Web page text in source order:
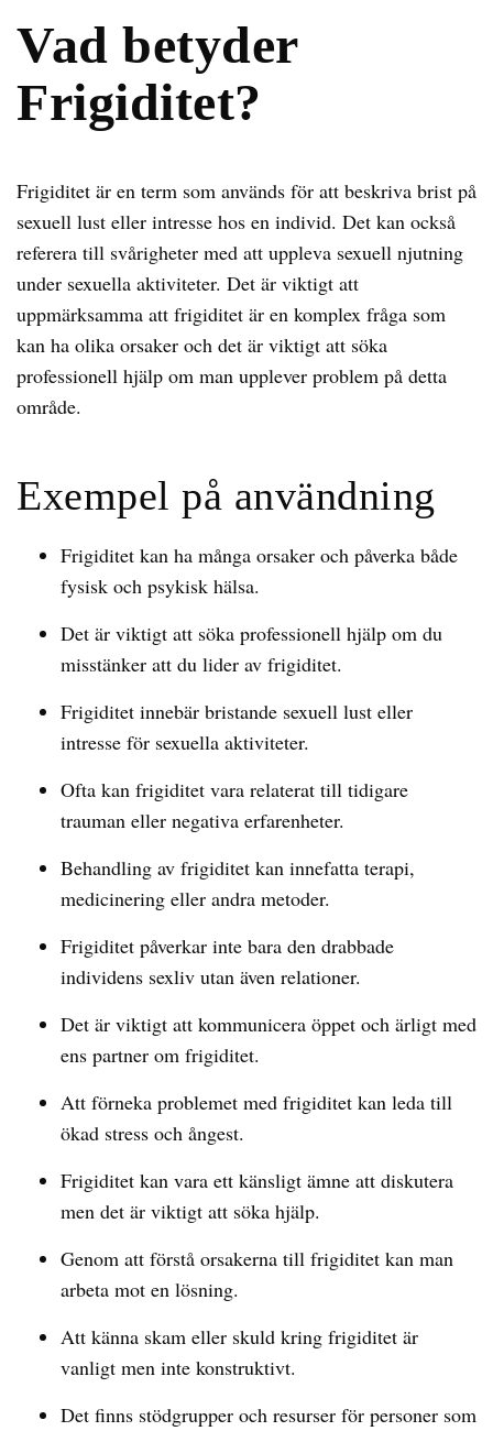
Vad betyder
Frigiditet?
Frigiditet är en term som används för att beskriva brist på
sexuell lust eller intresse hos en individ. Det kan också
referera till svårigheter med att uppleva sexuell njutning
under sexuella aktiviteter. Det är viktigt att
uppmärksamma att frigiditet är en komplex fråga som
kan ha olika orsaker och det är viktigt att söka
professionell hjälp om man upplever problem på detta
område.
Exempel på användning
Frigiditet kan ha många orsaker och påverka både
fysisk och psykisk hälsa.
Det är viktigt att söka professionell hjälp om du
misstänker att du lider av frigiditet.
Frigiditet innebär bristande sexuell lust eller
intresse för sexuella aktiviteter.
Ofta kan frigiditet vara relaterat till tidigare
trauman eller negativa erfarenheter.
Behandling av frigiditet kan innefatta terapi,
medicinering eller andra metoder.
Frigiditet påverkar inte bara den drabbade
individens sexliv utan även relationer.
Det är viktigt att kommunicera öppet och ärligt med
ens partner om frigiditet.
Att förneka problemet med frigiditet kan leda till
ökad stress och ångest.
Frigiditet kan vara ett känsligt ämne att diskutera
men det är viktigt att söka hjälp.
Genom att förstå orsakerna till frigiditet kan man
arbeta mot en lösning.
Att känna skam eller skuld kring frigiditet är
vanligt men inte konstruktivt.
Det finns stödgrupper och resurser för personer som